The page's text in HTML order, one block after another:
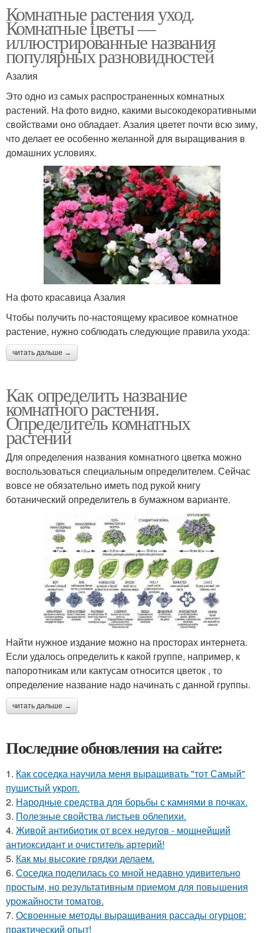
Комнатные растения уход.
Комнатные цветы —
иллюстрированные названия
популярных разновидностей
Азалия
Это одно из самых распространенных комнатных
растений. На фото видно, какими высокодекоративными
свойствами оно обладает. Азалия цветет почти всю зиму,
что делает ее особенно желанной для выращивания в
домашних условиях.
На фото красавица Азалия
Чтобы получить по-настоящему красивое комнатное
растение, нужно соблюдать следующие правила ухода:
читать дальше →
Как определить название
комнатного растения.
Определитель комнатных
растений
Для определения названия комнатного цветка можно
воспользоваться специальным определителем. Сейчас
вовсе не обязательно иметь под рукой книгу
ботанический определитель в бумажном варианте.
Найти нужное издание можно на просторах интернета.
Если удалось определить к какой группе, например, к
папоротникам или кактусам относится цветок , то
определение название надо начинать с данной группы.
читать дальше →
Последние обновления на сайте:
1. Как соседка научила меня выращивать "тот Самый"
пушистый укроп.
2. Народные средства для борьбы с камнями в почках.
3. Полезные свойства листьев облепихи.
4. Живой антибиотик от всех недугов - мощнейший
антиоксидант и очиститель артерий!
5. Как мы высокие грядки делаем.
6. Соседка поделилась со мной недавно удивительно
простым, но результативным приемом для повышения
урожайности томатов.
7. Освоенные методы выращивания рассады огурцов:
практический опыт!